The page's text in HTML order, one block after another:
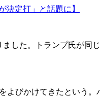
決定打」と話題に】
した。トランプ氏が同
びかけてきたという。